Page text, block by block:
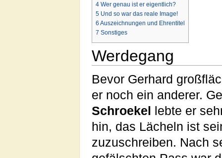
4 Wer genau ist er eigentlich?
5 Und so war das reale Image!
6 Auszeichnungen und Ehrentitel
7 Sonstiges
Werdegang
Bevor Gerhard
er noch ein anderer.
Schroekel lebte er
hin, das Lächeln ist
zuzuschreiben. Nach